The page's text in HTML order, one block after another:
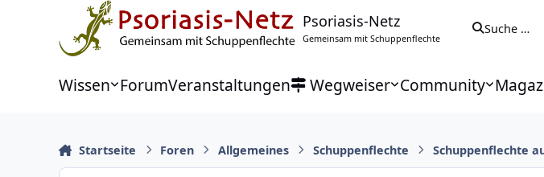
Zu Inhalt springen
Psoriasis-Netz
Gemeinsam mit Schuppenflechte
Suche …
Wissen ForumVeranstaltungen Wegweiser Community
Startseite Foren Allgemeines Schuppenflechte Schuppenflechte